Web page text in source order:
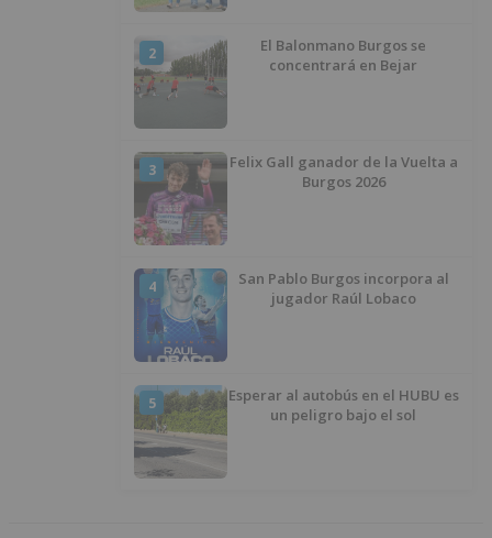
2
El Balonmano Burgos se
concentrará en Bejar
3
Felix Gall ganador de la Vuelta a
Burgos 2026
4
San Pablo Burgos incorpora al
jugador Raúl Lobaco
5
Esperar al autobús en el HUBU es
un peligro bajo el sol